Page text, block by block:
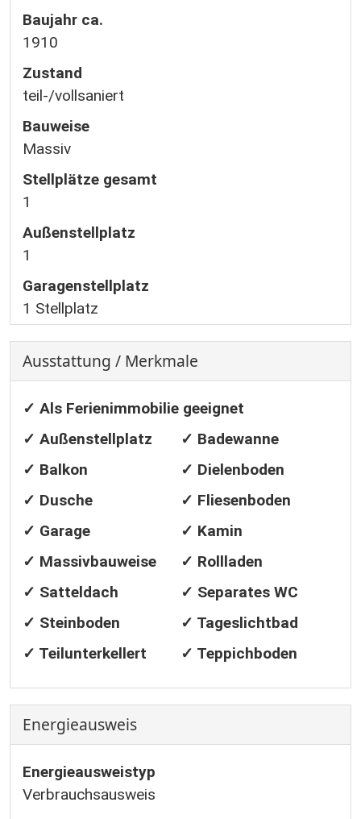
Baujahr ca.
1910
Zustand
teil-/vollsaniert
Bauweise
Massiv
Stellplätze gesamt
1
Außen­stellplatz
1
Garagen­stellplatz
1 Stellplatz
Ausstattung / Merkmale
✓ Als Ferienimmobilie geeignet
✓ Außenstellplatz
✓ Badewanne
✓ Balkon
✓ Dielenboden
✓ Dusche
✓ Fliesenboden
✓ Garage
✓ Kamin
✓ Massivbauweise
✓ Rollladen
✓ Satteldach
✓ Separates WC
✓ Steinboden
✓ Tageslichtbad
✓ Teilunterkellert
✓ Teppichboden
Energieausweis
Energieausweistyp
Verbrauchs­ausweis